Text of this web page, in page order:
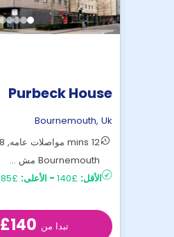
Purbeck House
Bournemouth, Uk
Bournemouth مش ...
الأقل: £140
- الأعلى: £185
تبدا من £140